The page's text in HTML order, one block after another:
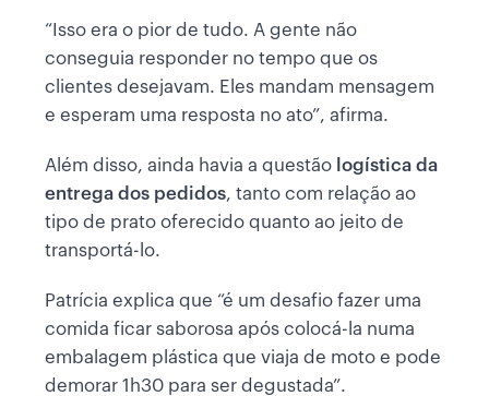
“Isso era o pior de tudo. A gente não
conseguia responder no tempo que os
clientes desejavam. Eles mandam mensagem
e esperam uma resposta no ato”, afirma.
Além disso, ainda havia a questão logística da
entrega dos pedidos, tanto com relação ao
tipo de prato oferecido quanto ao jeito de
transportá-lo.
Patrícia explica que “é um desafio fazer uma
comida ficar saborosa após colocá-la numa
embalagem plástica que viaja de moto e pode
demorar 1h30 para ser degustada”.